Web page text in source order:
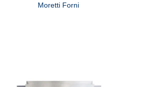
Moretti Forni